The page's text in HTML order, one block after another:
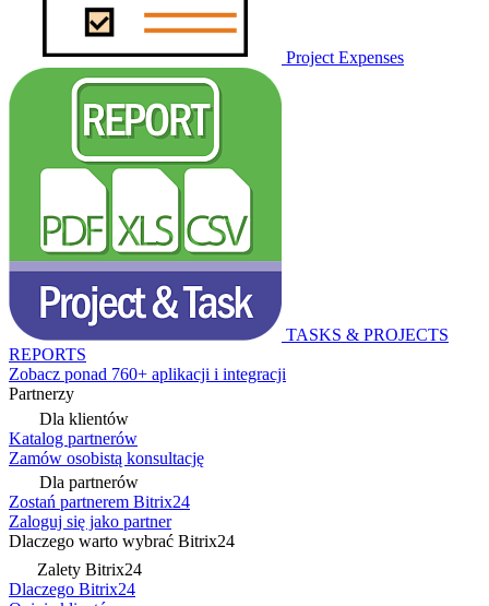
Project Expenses
TASKS & PROJECTS
REPORTS
Zobacz ponad 760+ aplikacji i integracji
Partnerzy
Dla klientów
Katalog partnerów
Zamów osobistą konsultację
Dla partnerów
Zostań partnerem Bitrix24
Zaloguj się jako partner
Dlaczego warto wybrać Bitrix24
Zalety Bitrix24
Dlaczego Bitrix24